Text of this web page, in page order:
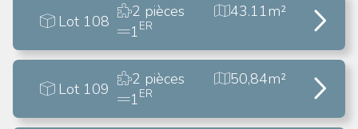
Lot 108
2 pièces
43.11m²
1ER
Lot 109
2 pièces
50,84m²
1ER